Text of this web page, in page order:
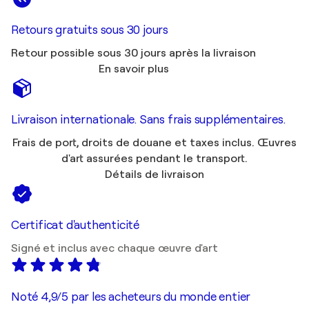
Retours gratuits sous 30 jours
Retour possible sous 30 jours après la livraison
En savoir plus
Livraison internationale. Sans frais supplémentaires.
Frais de port, droits de douane et taxes inclus. Œuvres
d'art assurées pendant le transport.
Détails de livraison
Certificat d'authenticité
Signé et inclus avec chaque œuvre d'art
Noté 4,9/5 par les acheteurs du monde entier